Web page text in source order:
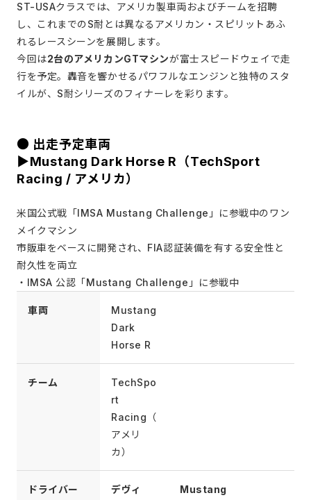
ST-USAクラスでは、アメリカ製車両およびチームを招聘
し、これまでのS耐とは異なるアメリカン・スピリットあふ
れるレースシーンを展開します。
今回は2台のアメリカンGTマシンが富士スピードウェイで走
行を予定。轟音を響かせるパワフルなエンジンと独特のスタ
イルが、S耐シリーズのフィナーレを彩ります。
● 出走予定車両
▶Mustang Dark Horse R（TechSport
Racing / アメリカ）
米国公式戦「IMSA Mustang Challenge」に参戦中のワン
メイクマシン
市販車をベースに開発され、FIA認証装備を有する安全性と
耐久性を両立
・IMSA 公認「Mustang Challenge」に参戦中
車両
Mustang
Dark
Horse R
チーム
TechSpo
rt
Racing（
アメリ
カ）
ドライバー
デヴィ
Mustang